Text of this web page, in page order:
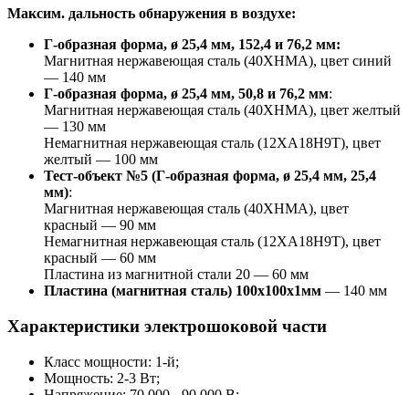
Максим. дальность обнаружения в воздухе:
Г-образная форма, ø 25,4 мм, 152,4 и 76,2 мм:
Магнитная нержавеющая сталь (40ХНМА), цвет синий
— 140 мм
Г-образная форма, ø 25,4 мм, 50,8 и 76,2 мм:
Магнитная нержавеющая сталь (40ХНМА), цвет желтый
— 130 мм
Немагнитная нержавеющая сталь (12ХА18Н9Т), цвет
желтый — 100 мм
Тест-объект №5 (Г-образная форма, ø 25,4 мм, 25,4
мм):
Магнитная нержавеющая сталь (40ХНМА), цвет
красный — 90 мм
Немагнитная нержавеющая сталь (12ХА18Н9Т), цвет
красный — 60 мм
Пластина из магнитной стали 20 — 60 мм
Пластина (магнитная сталь) 100х100х1мм — 140 мм
Характеристики электрошоковой части
Класс мощности: 1-й;
Мощность: 2-3 Вт;